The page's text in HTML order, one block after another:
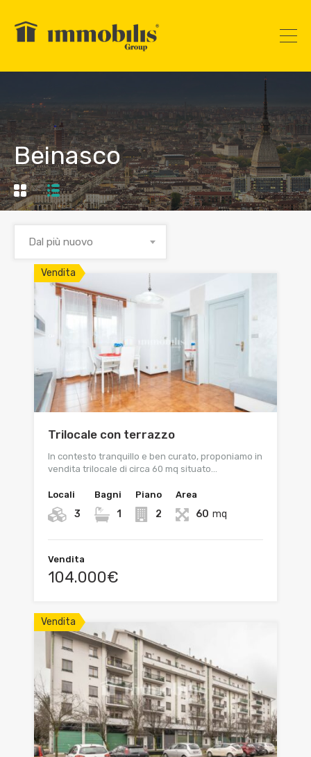
Beinasco
Dal più nuovo
Vendita
Trilocale con terrazzo
In contesto tranquillo e ben curato, proponiamo in
vendita trilocale di circa 60 mq situato…
Locali
3
Bagni
1
Piano
2
Area
60 mq
Vendita
104.000€
Vendita